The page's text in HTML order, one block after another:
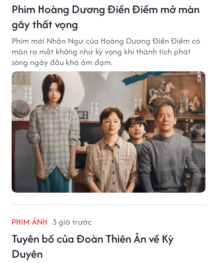
Phim Hoàng Dương Điền Điềm mở màn
gây thất vọng
Phim mới Nhân Ngư của Hoàng Dương Điền Điềm có
màn ra mắt không như kỳ vọng khi thành tích phát
sóng ngày đầu khá ảm đạm.
PHIM ẢNH 3 giờ trước
Tuyên bố của Đoàn Thiên Ân về Kỳ
Duyên